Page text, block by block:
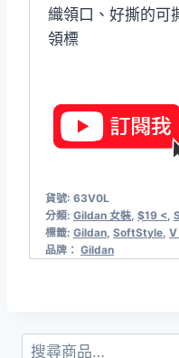
織領口、好撕的可
領標
貨號: 63V0L
分類: Gildan 女裝 $19 <
標籤: Gildan SoftStyle V
品牌： Gildan
搜